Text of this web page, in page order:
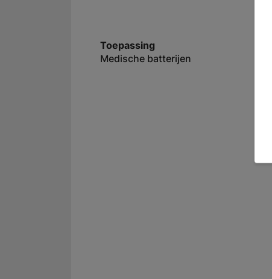
Toepassing
Medische batterijen